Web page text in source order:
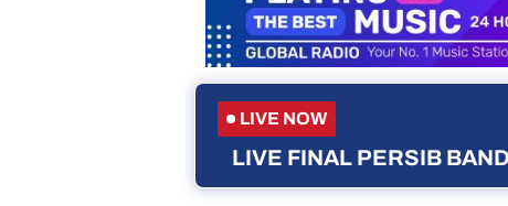
LIVE NOW
LIVE FINAL PERSIB